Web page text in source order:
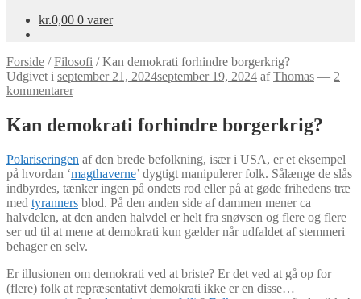
kr.0,00 0 varer
Forside /Filosofi /Kan demokrati forhindre borgerkrig?
Udgivet i september 21, 2024september 19, 2024 afThomas — 2
kommentarer
Kan demokrati forhindre borgerkrig?
Polariseringen af den brede befolkning, især i USA, er et eksempel
på hvordan ‘magthaverne’ dygtigt manipulerer folk. Sålænge de slås
indbyrdes, tænker ingen på ondets rod eller på at gøde frihedens træ
med tyranners blod. På den anden side af dammen mener ca
halvdelen, at den anden halvdel er helt fra snøvsen og flere og flere
ser ud til at mene at demokrati kun gælder når udfaldet af stemmeri
behager en selv.
Er illusionen om demokrati ved at briste? Er det ved at gå op for
(flere) folk at repræsentativt demokrati ikke er en disse…